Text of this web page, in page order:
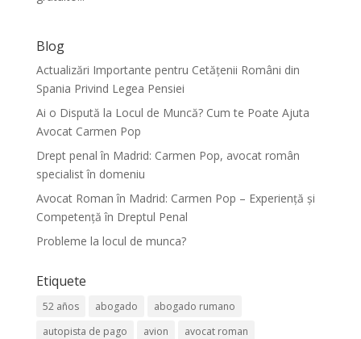
Blog
Actualizări Importante pentru Cetățenii Români din
Spania Privind Legea Pensiei
Ai o Dispută la Locul de Muncă? Cum te Poate Ajuta
Avocat Carmen Pop
Drept penal în Madrid: Carmen Pop, avocat român
specialist în domeniu
Avocat Roman în Madrid: Carmen Pop – Experiență și
Competență în Dreptul Penal
Probleme la locul de munca?
Etiquete
52 años abogado
abogado rumano
autopista de pago
avion
avocat roman